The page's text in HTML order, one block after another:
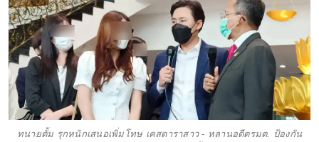
ทนายตั้ม รุกหนักเสนอเพิ่มโทษ เคสดาราสาว - หลานอดีตรมต. ป้องกัน